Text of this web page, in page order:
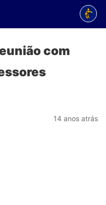
com
14 anos atrás